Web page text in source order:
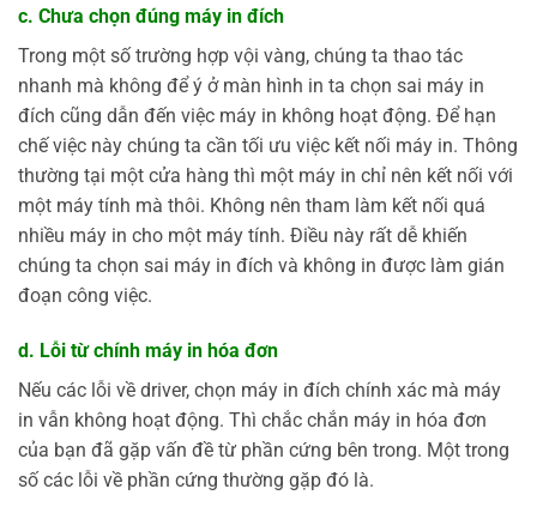
c. Chưa chọn đúng máy in đích
Trong một số trường hợp vội vàng, chúng ta thao tác
nhanh mà không để ý ở màn hình in ta chọn sai máy in
đích cũng dẫn đến việc máy in không hoạt động. Để hạn
chế việc này chúng ta cần tối ưu việc kết nối máy in. Thông
thường tại một cửa hàng thì một máy in chỉ nên kết nối với
một máy tính mà thôi. Không nên tham làm kết nối quá
nhiều máy in cho một máy tính. Điều này rất dễ khiến
chúng ta chọn sai máy in đích và không in được làm gián
đoạn công việc.
d. Lỗi từ chính máy in hóa đơn
Nếu các lỗi về driver, chọn máy in đích chính xác mà máy
in vẫn không hoạt động. Thì chắc chắn máy in hóa đơn
của bạn đã gặp vấn đề từ phần cứng bên trong. Một trong
số các lỗi về phần cứng thường gặp đó là.